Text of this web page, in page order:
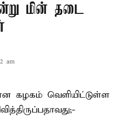
மின் தடை
am
கழகம் வெளியிட்டுள்ள